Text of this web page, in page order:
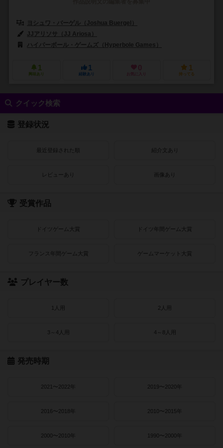
ヨシュワ・バーゲル（Joshua Buergel）
JJアリソサ（JJ Ariosa）
ハイパーボール・ゲームズ（Hyperbole Games）
1
興味あり
1
経験あり
0
お気に入り
1
持ってる
クイック検索
登録状況
最近登録された順 紹介文あり
レビューあり 画像あり
受賞作品
ドイツゲーム大賞 ドイツ年間ゲーム大賞
フランス年間ゲーム大賞 ゲームマーケット大賞
プレイヤー数
1人用 2人用
3～4人用 4～8人用
発売時期
2021〜2022年 2019〜2020年
2016〜2018年 2010〜2015年
2000〜2010年 1990〜2000年